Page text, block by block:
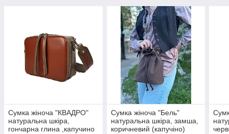
Сумка жіноча "КВАДРО"
натуральна шкіра,
гончарна глина ,капучино
Сумка жіноча "Бель"
натуральна шкіра, замша,
коричневий (капучіно)